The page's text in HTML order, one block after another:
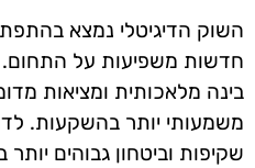
השוק הדיגיטלי נמצא
חדשות משפיעות על התחום.
בינה מלאכותית ומציאות
משמעותי יותר בהשקעות.
שקיפות וביטחון גבוהים